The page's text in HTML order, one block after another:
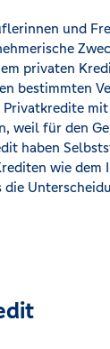
und
privaten
bestimmten
weil für den
haben
wie